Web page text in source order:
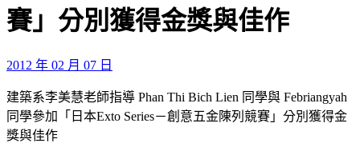
賽」分別獲得金獎與佳作
2012 年 02 月 07 日
建築系李美慧老師指導 Phan Thi Bich Lien 同學與 Febriangyah
同學參加「日本Exto Series－創意五金陳列競賽」分別獲得金
獎與佳作